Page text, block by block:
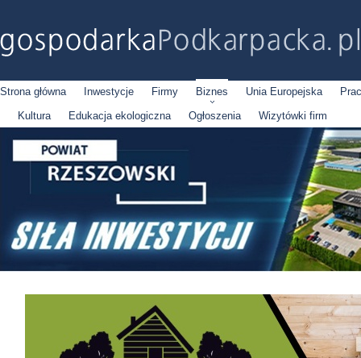
Strona główna Inwestycje Firmy Biznes Unia Europejska
Kultura
Edukacja ekologiczna Ogłoszenia Wizytówki firm